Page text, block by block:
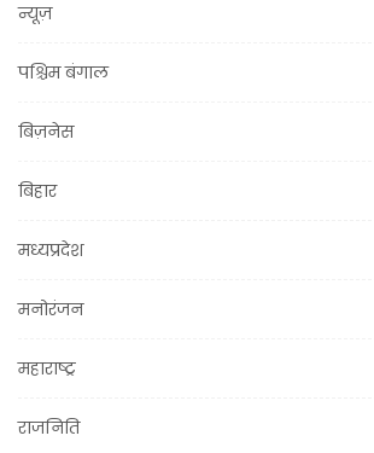
न्यूज़
पश्चिम बंगाल
बिज़नेस
बिहार
मध्यप्रदेश
मनोरंजन
महाराष्ट्र
राजनिति